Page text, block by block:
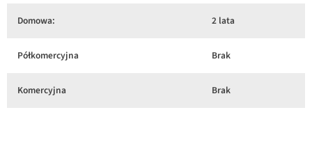
Domowa: 2 lata
Półkomercyjna Brak
Komercyjna Brak